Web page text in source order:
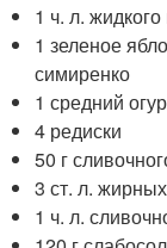
1 ч. л.
1 зеленое
симиренко
1 средний
4 редиски
50 г
3 ст. л.
1 ч. л.